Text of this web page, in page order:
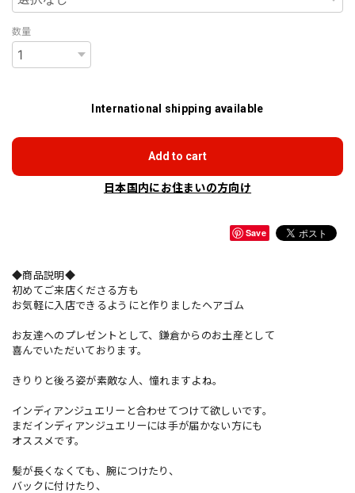
数量
International shipping available
Add to cart
日本国内にお住まいの方向け
Save
◆商品説明◆
初めてご来店くださる方も
お気軽に入店できるようにと作りましたヘアゴム
お友達へのプレゼントとして、鎌倉からのお土産として
喜んでいただいております。
きりりと後ろ姿が素敵な人、憧れますよね。
インディアンジュエリーと合わせてつけて欲しいです。
まだインディアンジュエリーには手が届かない方にも
オススメです。
髪が長くなくても、腕につけたり、
バックに付けたり、